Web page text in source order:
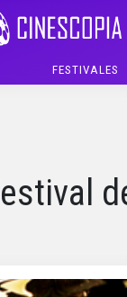
FESTIVALES